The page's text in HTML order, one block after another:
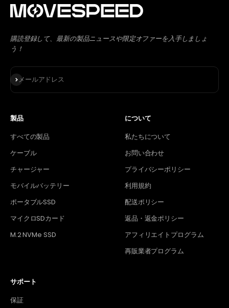
購読登録して、最新の製品ニュースや限定オファーを入手しましょ
う！
メールアドレス
登録
製品
すべての製品
ケーブル
チャージャー
モバイルバッテリー
ポータブルSSD
マイクロSDカード
M.2 NVMe SSD
について
私たちについて
お問い合わせ
プライバシーポリシー
利用規約
配送ポリシー
返品・返金ポリシー
アフィリエイトプログラム
再販業者プログラム
サポート
保証